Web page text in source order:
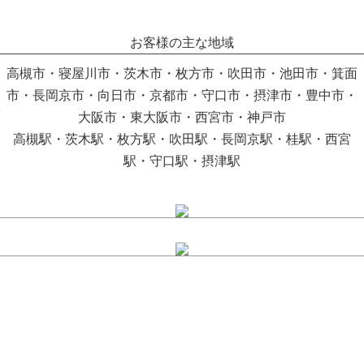
お客様の主な地域
高槻市・寝屋川市・茨木市・枚方市・吹田市・池田市・箕面
市・長岡京市・向日市・京都市・守口市・摂津市・豊中市・
大阪市・東大阪市・西宮市・神戸市
高槻駅・茨木駅・枚方駅・吹田駅・長岡京駅・桂駅・西宮
駅・守口駅・摂津駅